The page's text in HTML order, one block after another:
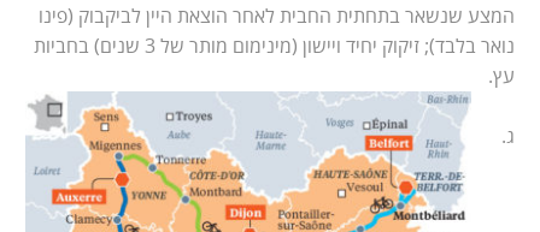
המצע שנשאר בתחתית החבית לאחר הוצאת היין לביקבוק (פינו
נואר בלבד); זיקוק יחיד ויישון (מינימום מותר של 3 שנים) בחביות
עץ.
ג.